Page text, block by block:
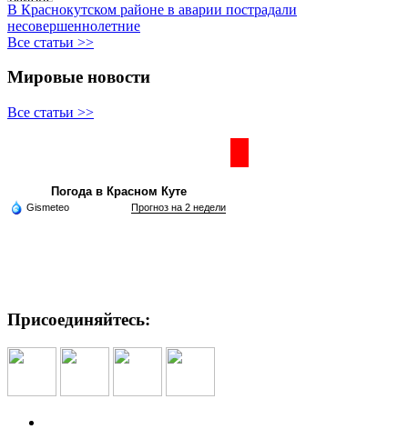
В Краснокутском районе в аварии пострадали
несовершеннолетние
Все статьи >>
Мировые новости
Все статьи >>
Погода в Красном Куте
Gismeteo Прогноз на 2 недели
Присоединяйтесь: